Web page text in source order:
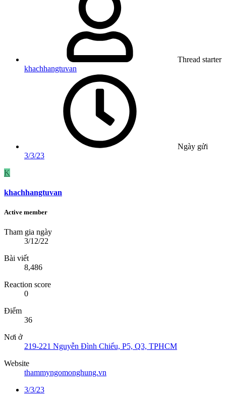
Thread starter
khachhangtuvan
Ngày gửi
3/3/23
K
khachhangtuvan
Active member
Tham gia ngày
3/12/22
Bài viết
8,486
Reaction score
0
Điểm
36
Nơi ở
219-221 Nguyễn Đình Chiểu, P5, Q3, TPHCM
Website
thammyngomonghung.vn
3/3/23